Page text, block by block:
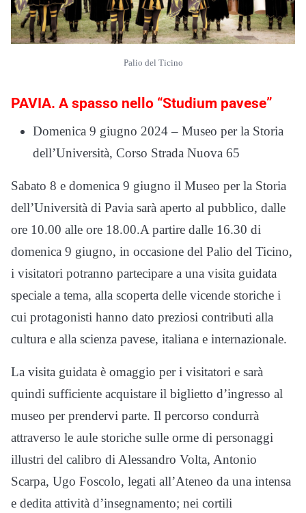
Palio del Ticino
PAVIA. A spasso nello “Studium pavese”
Domenica 9 giugno 2024 – Museo per la Storia
dell’Università, Corso Strada Nuova 65
Sabato 8 e domenica 9 giugno il Museo per la Storia
dell’Università di Pavia sarà aperto al pubblico, dalle
ore 10.00 alle ore 18.00.A partire dalle 16.30 di
domenica 9 giugno, in occasione del Palio del Ticino,
i visitatori potranno partecipare a una visita guidata
speciale a tema, alla scoperta delle vicende storiche i
cui protagonisti hanno dato preziosi contributi alla
cultura e alla scienza pavese, italiana e internazionale.
La visita guidata è omaggio per i visitatori e sarà
quindi sufficiente acquistare il biglietto d’ingresso al
museo per prendervi parte. Il percorso condurrà
attraverso le aule storiche sulle orme di personaggi
illustri del calibro di Alessandro Volta, Antonio
Scarpa, Ugo Foscolo, legati all’Ateneo da una intensa
e dedita attività d’insegnamento; nei cortili